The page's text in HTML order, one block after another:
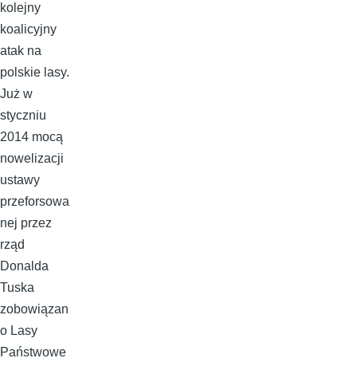
kolejny
koalicyjny
atak na
polskie lasy.
Już w
styczniu
2014 mocą
nowelizacji
ustawy
przeforsowa
nej przez
rząd
Donalda
Tuska
zobowiązan
o Lasy
Państwowe